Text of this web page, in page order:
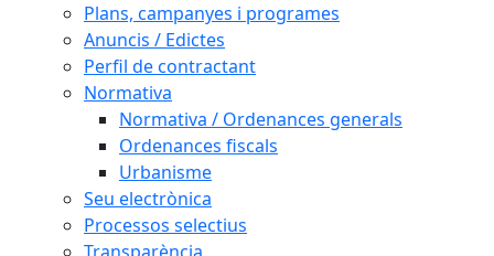
Plans, campanyes i programes
Anuncis / Edictes
Perfil de contractant
Normativa
Normativa / Ordenances generals
Ordenances fiscals
Urbanisme
Seu electrònica
Processos selectius